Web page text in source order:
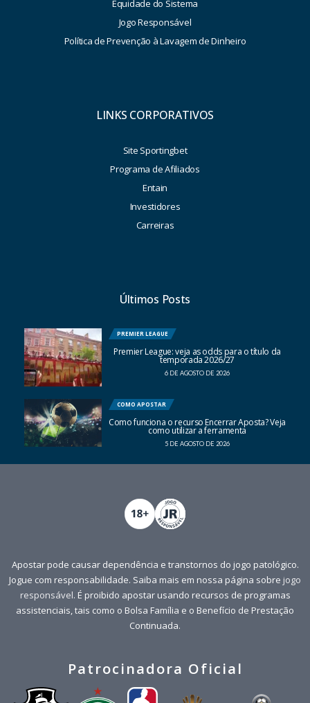
Equidade do Sistema
Jogo Responsável
Política de Prevenção à Lavagem de Dinheiro
LINKS CORPORATIVOS
Site Sportingbet
Programa de Afiliados
Entain
Investidores
Carreiras
Últimos Posts
PREMIER LEAGUE
Premier League: veja as odds para o título da
temporada 2026/27
6 DE AGOSTO DE 2026
COMO APOSTAR
Como funciona o recurso Encerrar Aposta? Veja
como utilizar a ferramenta
5 DE AGOSTO DE 2026
Apostar pode causar dependência e transtornos do jogo patológico.
Jogue com responsabilidade. Saiba mais em nossa página sobre jogo
responsável. É proibido apostar usando recursos de programas
assistenciais, tais como o Bolsa Família e o Benefício de Prestação
Continuada.
Patrocinadora Oficial